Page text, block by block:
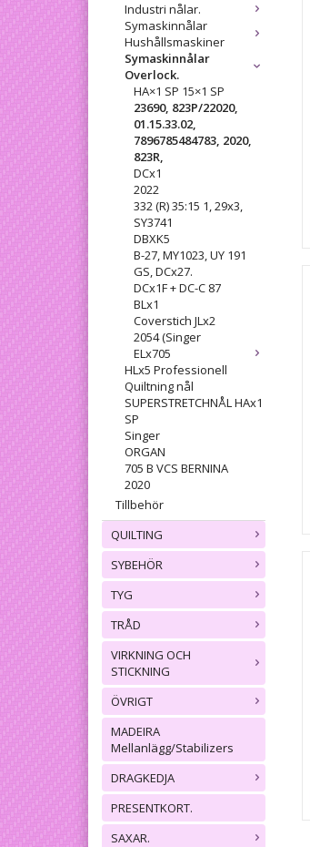
Industri nålar.
Symaskinnålar
Hushållsmaskiner
Symaskinnålar
Overlock.
HA×1 SP 15×1 SP
23690, 823P/22020,
01.15.33.02,
7896785484783, 2020,
823R,
DCx1
2022
332 (R) 35:15 1, 29x3,
SY3741
DBXK5
B-27, MY1023, UY 191
GS, DCx27.
DCx1F + DC-C 87
BLx1
Coverstich JLx2
2054 (Singer
ELx705
HLx5 Professionell
Quiltning nål
SUPERSTRETCHNÅL HAx1
SP
Singer
ORGAN
705 B VCS BERNINA
2020
Tillbehör
QUILTING
SYBEHÖR
TYG
TRÅD
VIRKNING OCH
STICKNING
ÖVRIGT
MADEIRA
Mellanlägg/Stabilizers
DRAGKEDJA
PRESENTKORT.
SAXAR.